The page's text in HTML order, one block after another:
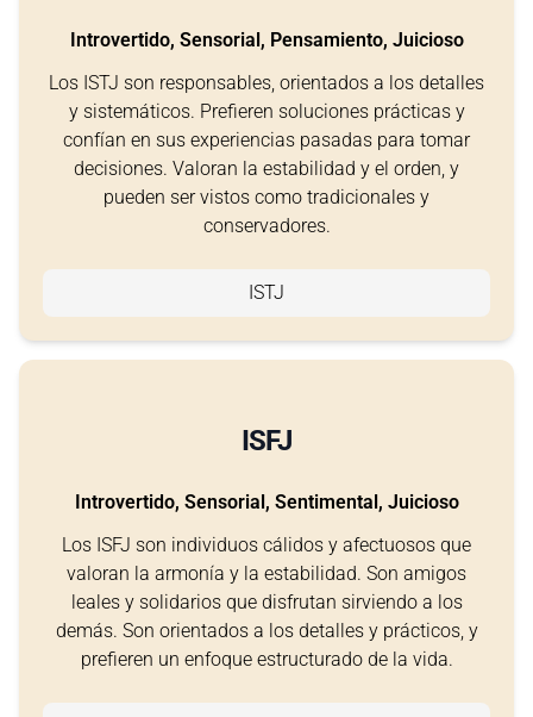
Introvertido, Sensorial, Pensamiento, Juicioso
Los ISTJ son responsables, orientados a los detalles
y sistemáticos. Prefieren soluciones prácticas y
confían en sus experiencias pasadas para tomar
decisiones. Valoran la estabilidad y el orden, y
pueden ser vistos como tradicionales y
conservadores.
ISTJ
ISFJ
Introvertido, Sensorial, Sentimental, Juicioso
Los ISFJ son individuos cálidos y afectuosos que
valoran la armonía y la estabilidad. Son amigos
leales y solidarios que disfrutan sirviendo a los
demás. Son orientados a los detalles y prácticos, y
prefieren un enfoque estructurado de la vida.